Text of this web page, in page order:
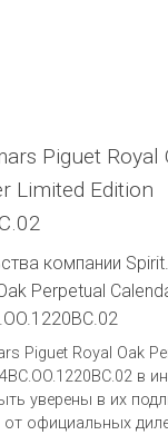
Piguet Royal
Limited Edition
компании
Perpetual
Piguet Royal Oak
в
уверены в их
официальных